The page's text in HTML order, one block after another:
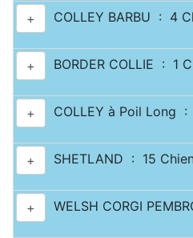
+ COLLEY BARBU : 4
+ BORDER COLLIE : 1
+ COLLEY à Poil Long
+ SHETLAND : 15
+ WELSH CORGI